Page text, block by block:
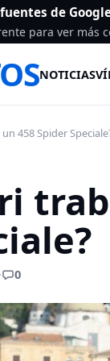
de
para ver más
NOTICIAS
458 Spider
· 0